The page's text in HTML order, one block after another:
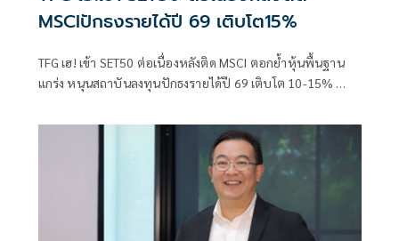
MSCIปักธงรายได้ปี 69 เติบโต15%
TFG เฮ! เข้า SET50 ต่อเนื่องหลังติด MSCI ตอกย้ำหุ้นพื้นฐาน
แกร่ง หนุนสถาบันลงทุนปักธงรายได้ปี 69 เติบโต 10-15% ทำ
สู่ 850 สาขา และเร่งลงทุนเวียดนาม หนุนการเติบโตระยะยาว